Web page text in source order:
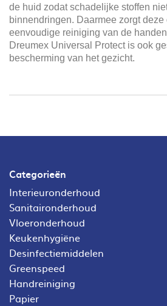
de huid zodat schadelijke stoffen
binnendringen. Daarmee zorgt deze
eenvoudige reiniging van de
Dreumex Universal Protect is ook
bescherming van het gezicht.
Categorieën
Interieuronderhoud
Sanitaironderhoud
Vloeronderhoud
Keukenhygiëne
Desinfectiemiddelen
Greenspeed
Handreiniging
Papier